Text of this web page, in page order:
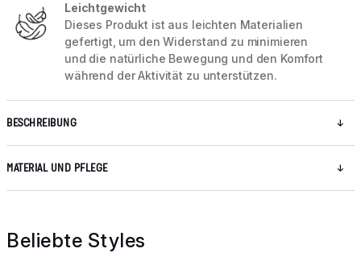
Leichtgewicht
Dieses Produkt ist aus leichten Materialien
gefertigt, um den Widerstand zu minimieren
und die natürliche Bewegung und den Komfort
während der Aktivität zu unterstützen.
BESCHREIBUNG
MATERIAL UND PFLEGE
Beliebte Styles